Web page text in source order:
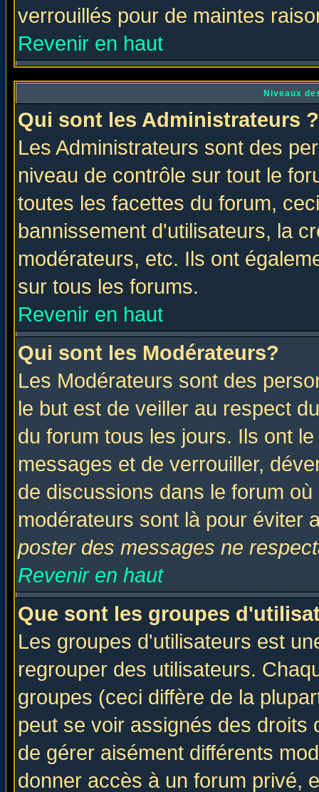
verrouillés pour de maintes
Revenir en haut
Niveaux
Qui sont les Administrateurs ?
Les Administrateurs sont des
niveau de contrôle sur tout le
toutes les facettes du forum,
bannissement d'utilisateurs, la
modérateurs, etc. Ils ont
sur tous les forums.
Revenir en haut
Qui sont les Modérateurs?
Les Modérateurs sont des
le but est de veiller au respect
du forum tous les jours. Ils ont
messages et de verrouiller,
de discussions dans le forum
modérateurs sont là pour éviter
poster des messages ne
Revenir en haut
Que sont les groupes
Les groupes d'utilisateurs est
regrouper des utilisateurs.
groupes (ceci diffère de la
peut se voir assignés des
de gérer aisément différents
donner accès à un forum privé,